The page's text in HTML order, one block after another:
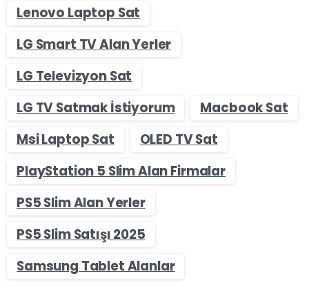
Lenovo Laptop Sat
LG Smart TV Alan Yerler
LG Televizyon Sat
LG TV Satmak İstiyorum
Macbook Sat
Msi Laptop Sat
OLED TV Sat
PlayStation 5 Slim Alan Firmalar
PS5 Slim Alan Yerler
PS5 Slim Satışı 2025
Samsung Tablet Alanlar